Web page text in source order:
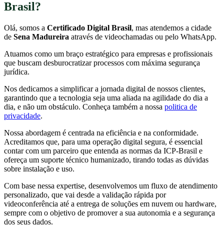
Brasil?
Olá, somos a Certificado Digital Brasil, mas atendemos a cidade
de Sena Madureira através de videochamadas ou pelo WhatsApp.
Atuamos como um braço estratégico para empresas e profissionais
que buscam desburocratizar processos com máxima segurança
jurídica.
Nos dedicamos a simplificar a jornada digital de nossos clientes,
garantindo que a tecnologia seja uma aliada na agilidade do dia a
dia, e não um obstáculo. Conheça também a nossa politica de
privacidade.
Nossa abordagem é centrada na eficiência e na conformidade.
Acreditamos que, para uma operação digital segura, é essencial
contar com um parceiro que entenda as normas da ICP-Brasil e
ofereça um suporte técnico humanizado, tirando todas as dúvidas
sobre instalação e uso.
Com base nessa expertise, desenvolvemos um fluxo de atendimento
personalizado, que vai desde a validação rápida por
videoconferência até a entrega de soluções em nuvem ou hardware,
sempre com o objetivo de promover a sua autonomia e a segurança
dos seus dados.